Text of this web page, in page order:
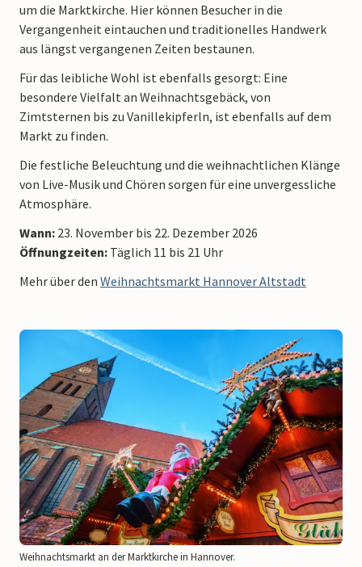
um die Marktkirche. Hier können Besucher in die
Vergangenheit eintauchen und traditionelles Handwerk
aus längst vergangenen Zeiten bestaunen.
Für das leibliche Wohl ist ebenfalls gesorgt: Eine
besondere Vielfalt an Weihnachtsgebäck, von
Zimtsternen bis zu Vanillekipferln, ist ebenfalls auf dem
Markt zu finden.
Die festliche Beleuchtung und die weihnachtlichen Klänge
von Live-Musik und Chören sorgen für eine unvergessliche
Atmosphäre.
Wann: 23. November bis 22. Dezember 2026
Öffnungzeiten: Täglich 11 bis 21 Uhr
Mehr über den Weihnachtsmarkt Hannover Altstadt
Weihnachtsmarkt an der Marktkirche in Hannover.